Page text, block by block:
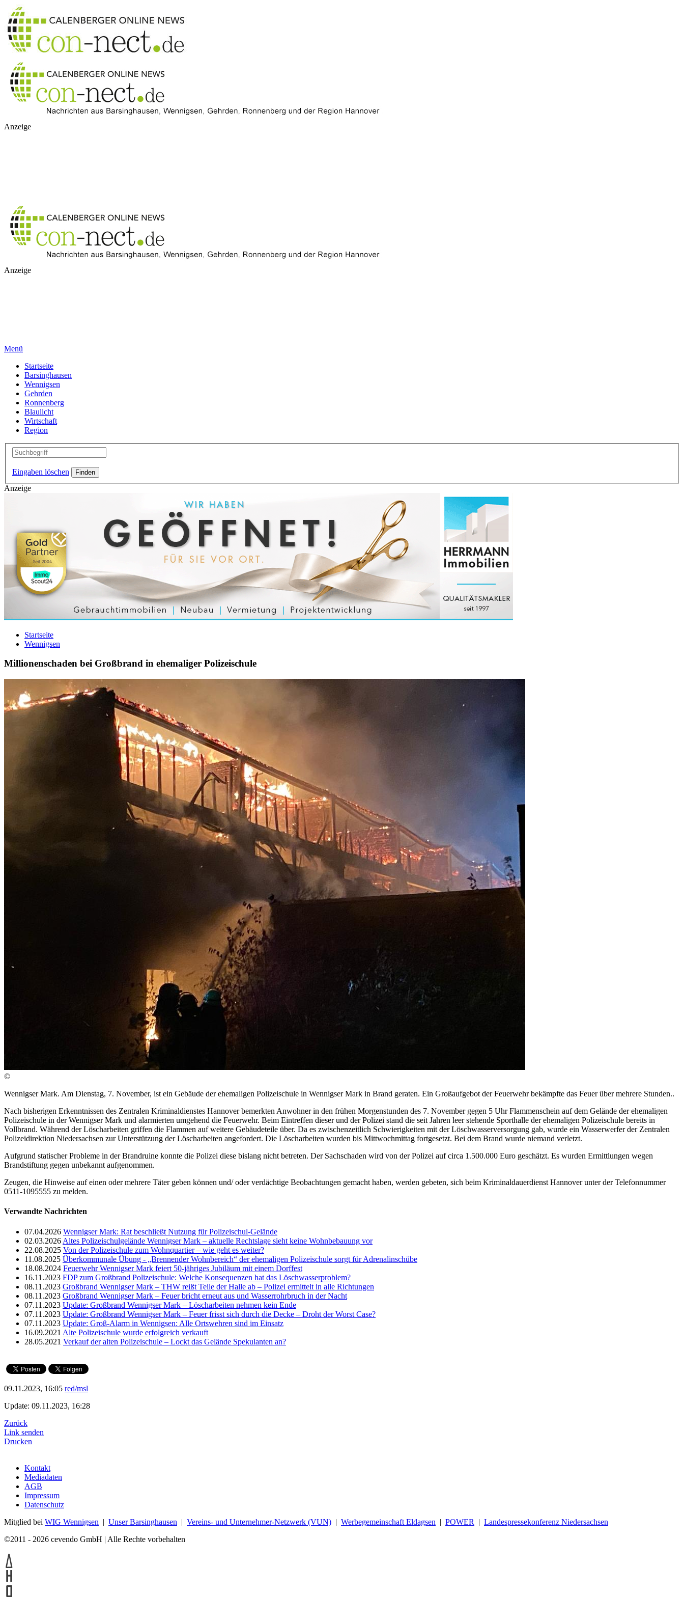
Anzeige
Anzeige
Menü
Startseite
Barsinghausen
Wennigsen
Gehrden
Ronnenberg
Blaulicht
Wirtschaft
Region
Eingaben löschen
Anzeige
Startseite
Wennigsen
Millionenschaden bei Großbrand in ehemaliger Polizeischule
©
Wennigser Mark. Am Dienstag, 7. November, ist ein Gebäude der ehemaligen Polizeischule in Wennigser Mark in Brand geraten. Ein Großaufgebot der Feuerwehr bekämpfte das Feuer über mehrere Stunden..
Nach bisherigen Erkenntnissen des Zentralen Kriminaldienstes Hannover bemerkten Anwohner in den frühen Morgenstunden des 7. November gegen 5 Uhr Flammenschein auf dem Gelände der ehemaligen
Polizeischule in der Wennigser Mark und alarmierten umgehend die Feuerwehr. Beim Eintreffen dieser und der Polizei stand die seit Jahren leer stehende Sporthalle der ehemaligen Polizeischule bereits in
Vollbrand. Während der Löscharbeiten griffen die Flammen auf weitere Gebäudeteile über. Da es zwischenzeitlich Schwierigkeiten mit der Löschwasserversorgung gab, wurde ein Wasserwerfer der Zentralen
Polizeidirektion Niedersachsen zur Unterstützung der Löscharbeiten angefordert. Die Löscharbeiten wurden bis Mittwochmittag fortgesetzt. Bei dem Brand wurde niemand verletzt.
Aufgrund statischer Probleme in der Brandruine konnte die Polizei diese bislang nicht betreten. Der Sachschaden wird von der Polizei auf circa 1.500.000 Euro geschätzt. Es wurden Ermittlungen wegen
Brandstiftung gegen unbekannt aufgenommen.
Zeugen, die Hinweise auf einen oder mehrere Täter geben können und/ oder verdächtige Beobachtungen gemacht haben, werden gebeten, sich beim Kriminaldauerdienst Hannover unter der Telefonnummer
0511-1095555 zu melden.
Verwandte Nachrichten
07.04.2026 Wennigser Mark: Rat beschließt Nutzung für Polizeischul-Gelände
02.03.2026 Altes Polizeischulgelände Wennigser Mark – aktuelle Rechtslage sieht keine Wohnbebauung vor
22.08.2025 Von der Polizeischule zum Wohnquartier – wie geht es weiter?
11.08.2025 Überkommunale Übung - „Brennender Wohnbereich“ der ehemaligen Polizeischule sorgt für Adrenalinschübe
18.08.2024 Feuerwehr Wennigser Mark feiert 50-jähriges Jubiläum mit einem Dorffest
16.11.2023 FDP zum Großbrand Polizeischule: Welche Konsequenzen hat das Löschwasserproblem?
08.11.2023 Großbrand Wennigser Mark – THW reißt Teile der Halle ab – Polizei ermittelt in alle Richtungen
08.11.2023 Großbrand Wennigser Mark – Feuer bricht erneut aus und Wasserrohrbruch in der Nacht
07.11.2023 Update: Großbrand Wennigser Mark – Löscharbeiten nehmen kein Ende
07.11.2023 Update: Großbrand Wennigser Mark – Feuer frisst sich durch die Decke – Droht der Worst Case?
07.11.2023 Update: Groß-Alarm in Wennigsen: Alle Ortswehren sind im Einsatz
16.09.2021 Alte Polizeischule wurde erfolgreich verkauft
28.05.2021 Verkauf der alten Polizeischule – Lockt das Gelände Spekulanten an?
09.11.2023, 16:05 red/msl
Update: 09.11.2023, 16:28
Zurück
Link senden
Drucken
Kontakt
Mediadaten
AGB
Impressum
Datenschutz
Mitglied bei WIG Wennigsen | Unser Barsinghausen | Vereins- und Unternehmer-Netzwerk (VUN) | Werbegemeinschaft Eldagsen | POWER | Landespressekonferenz Niedersachsen
©2011 - 2026 cevendo GmbH | Alle Rechte vorbehalten